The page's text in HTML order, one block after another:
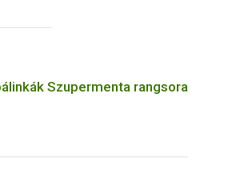
Szupermenta rangsora